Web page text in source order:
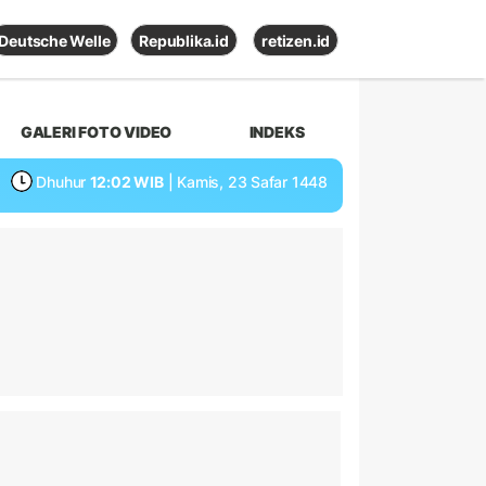
Deutsche Welle Republika.id retizen.id
GALERI FOTO VIDEO INDEKS
Dhuhur 12:02 WIB | Kamis, 23 Safar 1448